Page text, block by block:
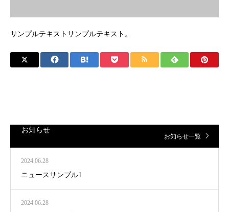
サンプルテキストサンプルテキスト。
お知らせ
お知らせ一覧
2024.06.28
ニュースサンプル1
2024.06.28